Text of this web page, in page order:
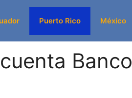
Puerto Rico México
Banco